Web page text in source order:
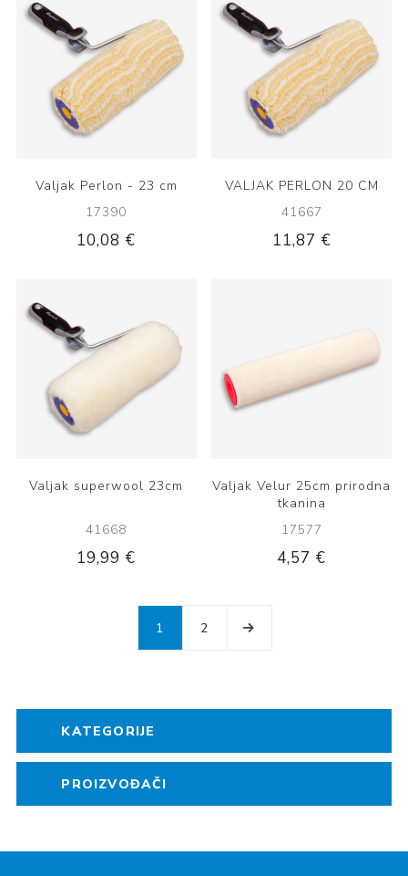
Valjak Perlon - 23 cm
17390
10,08 €
VALJAK PERLON 20 CM
41667
11,87 €
Valjak superwool 23cm
41668
19,99 €
Valjak Velur 25cm prirodna
tkanina
17577
4,57 €
1 2
KATEGORIJE
PROIZVOĐAČI